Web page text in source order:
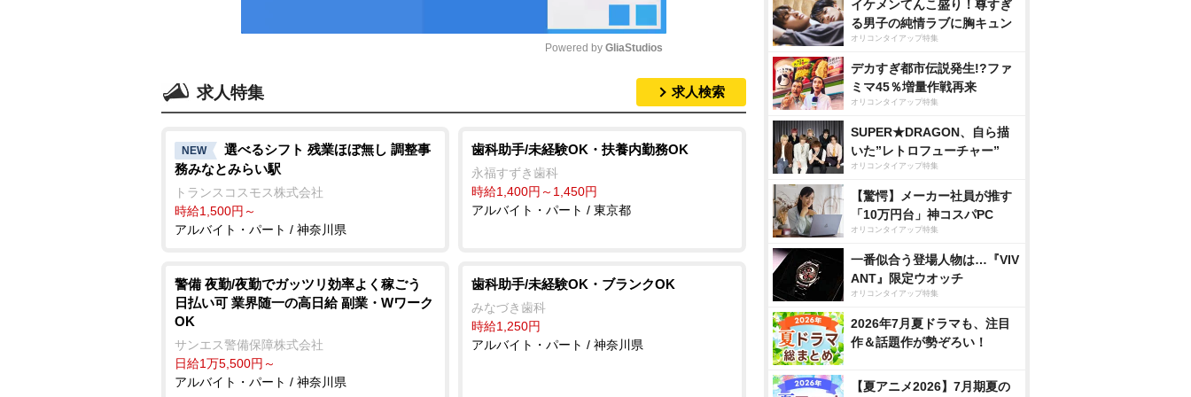
Powered by GliaStudios
求人特集 求人検索
NEW
選べるシフト 残業ほぼ無し 調整事
務みなとみらい駅
トランスコスモス株式会社
時給1,500円～
アルバイト・パート / 神奈川県
歯科助手/未経験OK・扶養内勤務OK
永福すずき歯科
時給1,400円～1,450円
アルバイト・パート / 東京都
警備 夜勤/夜勤でガッツリ効率よく稼ごう
日払い可 業界随一の高日給 副業・Wワーク
OK
サンエス警備保障株式会社
日給1万5,500円～
アルバイト・パート / 神奈川県
歯科助手/未経験OK・ブランクOK
みなづき歯科
時給1,250円
アルバイト・パート / 神奈川県
イケメンてんこ盛り！尊すぎ
る男子の純情ラブに胸キュン
オリコンタイアップ特集
デカすぎ都市伝説発生!?ファ
ミマ45％増量作戦再来
オリコンタイアップ特集
SUPER★DRAGON、自ら描
いた”レトロフューチャー”
オリコンタイアップ特集
【驚愕】メーカー社員が推す
「10万円台」神コスパPC
オリコンタイアップ特集
一番似合う登場人物は…『VIV
ANT』限定ウオッチ
オリコンタイアップ特集
2026年7月夏ドラマも、注目
作＆話題作が勢ぞろい！
【夏アニメ2026】7月期夏の